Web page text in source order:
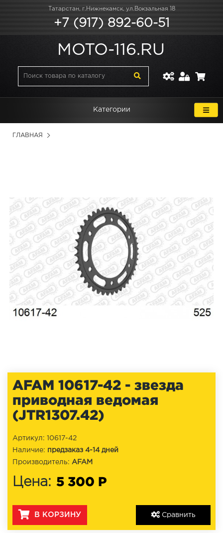
Татарстан, г.Нижнекамск, ул.Вокзальная 18
+7 (917) 892-60-51
MOTO-116.RU
Категории
ГЛАВНАЯ
AFAM 10617-42 - звезда
приводная ведомая
(JTR1307.42)
Сравнить
Артикул: 10617-42
Наличие: предзаказ 4-14 дней
Производитель: AFAM
Цена: 5 300 Р
В КОРЗИНУ